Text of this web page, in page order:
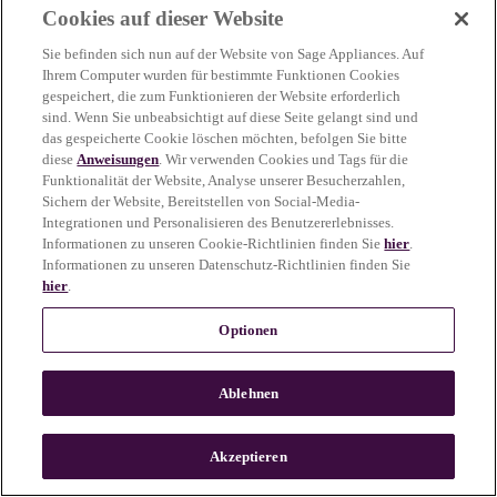
more information)
n
Cookies auf dieser Website
Sie befinden sich nun auf der Website von Sage Appliances. Auf
Ihrem Computer wurden für bestimmte Funktionen Cookies
gespeichert, die zum Funktionieren der Website erforderlich
sind. Wenn Sie unbeabsichtigt auf diese Seite gelangt sind und
das gespeicherte Cookie löschen möchten, befolgen Sie bitte
dieseAnweisungen. Wir verwenden Cookies und Tags für die
Funktionalität der Website, Analyse unserer Besucherzahlen,
Sichern der Website, Bereitstellen von Social-Media-
Integrationen und Personalisieren des Benutzererlebnisses.
Informationen zu unseren Cookie-Richtlinien finden Siehier.
Informationen zu unseren Datenschutz-Richtlinien finden Sie
hier.
Optionen
Ablehnen
Akzeptieren